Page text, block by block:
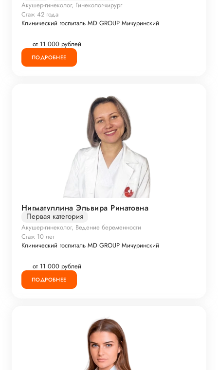
Акушер-гинеколог, Гинеколог-хирург
Стаж 42 года
Клинический госпиталь MD GROUP Мичуринский
от 11 000 рублей
ПОДРОБНЕЕ
Нигматуллина Эльвира Ринатовна
Первая категория
Акушер-гинеколог, Ведение беременности
Стаж 10 лет
Клинический госпиталь MD GROUP Мичуринский
от 11 000 рублей
ПОДРОБНЕЕ